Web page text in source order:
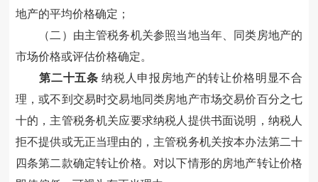
地产的平均价格确定 ；
（二）由主管税务机关参照当地当年、同类房地产的
市场价格或评估价格确定。
第二十五条 纳税人 申报房地产的转让价格明显不合
理，或不到交易时交易地同类房地产市场交易价百分之七
十的，主管税务机关应要求纳税人提供书面说明，纳税人
拒不提供或无正当理由的，主管税务机关按本办法第二十
四条第二款确定转让价格。 对以下情形的房地产转让价格